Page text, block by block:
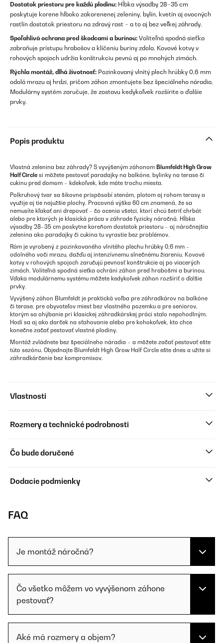
Dostatok priestoru pre každú plodinu: Hĺbka výsadby 28–35 cm
poskytuje korene hlboko zakorenenej zeleniny, bylín, kvetín aj ovocných
rastlín dostatok priestoru na zdravý rast – a to aj bez veľkej záhrady.
Spoľahlivá ochrana pred škodcami a burinou: Voliteľná spodná sieťka
zabraňuje prístupu hrabošov a klíčeniu buriny zdola. Kovové kotvy v
rohových spojoch udržia konštrukciu pevnú aj po mnohých zimách.
Rýchla montáž, dlhá životnosť: Pozinkovaný vlnitý plech hrúbky 0,6 mm
odolá mrazu aj hrdzi, pričom záhon zmontujete bez špeciálneho náradia.
Modulárny systém zaručuje, že zostavu kedykoľvek rozšírite o ďalšie
prvky.
Popis produktu
Vlastná zelenina bez záhrady? S vyvýšeným záhonom Blumfeldt High Grow
Half Circle si môžete pestovať paradajky na balkóne, bylinky na terase či
cukinu pred domom – kdekoľvek, kde máte trochu miesta.
Polkruhový tvar sa šikovne prispôsobí stenám, plotom aj rohom terasy a
využije aj tie najužšie plochy. Pracovná výška 60 cm znamená, že sa
nemusíte kľakať ani drepovať – čo ocenia všetci, ktorí chcú šetriť chrbát
alebo pre ktorých je klasická práca v záhrade fyzicky náročná. Hĺbka
výsadby 28–35 cm poskytne koreňom dostatok priestoru – aj náročnejšia
zelenina ako paradajky či cukina tu vyrastie bez problémov.
Rám je vyrobený z pozinkovaného vlnitého plechu hrúbky 0,6 mm –
odolného voči mrazu, dažďu aj intenzívnemu slnečnému žiareniu. Kovové
kotvy v rohových spojoch zaručujú pevnosť konštrukcie aj po viacerých
zimách. Voliteľná spodná sieťka ochráni záhon pred hrabošmi a burinou.
Vďaka modulárnemu systému môžete kedykoľvek záhon rozšíriť o ďalšie
prvky.
Vyvýšený záhon Blumfeldt je praktická voľba pre záhradkárov na balkóne
či terase, pre obyvateľov miest bez vlastného pozemku a pre seniorov,
ktorým sa ohýbanie pri klasickej záhradkárskej práci stalo nepohodlným.
Hodí sa aj ako darček na sťahovanie alebo pre kohokoľvek, kto chce
konečne začať pestovať vlastné plodiny.
Montáž zvládnete bez špeciálneho náradia – a môžete začať pestovať ešte
túto sezónu. Objednajte Blumfeldt High Grow Half Circle ešte dnes a užite si
záhradkárčenie bez kompromisov.
Vlastnosti
Rozmery a technické podrobnosti
Čo bude doručené
Dodacie podmienky
FAQ
Je montáž náročná?
Čo všetko môžem vo vyvýšenom záhone
pestovať?
Aké má rozmery a objem?